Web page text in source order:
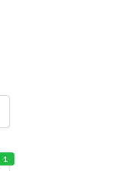
1